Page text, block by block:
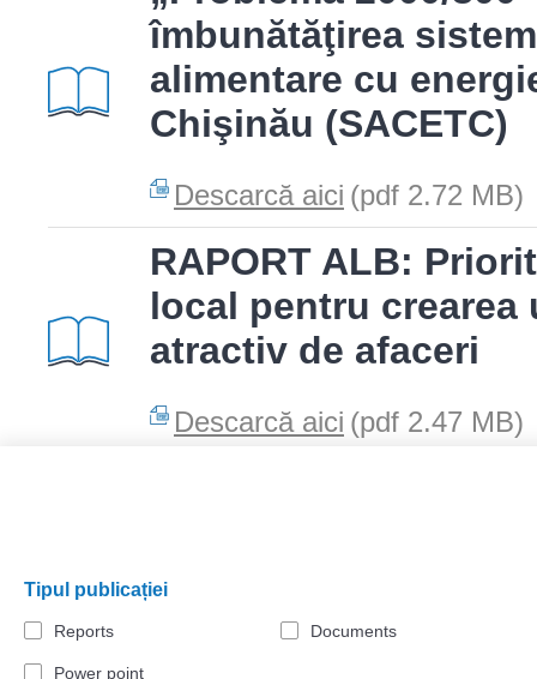
îmbunătăţirea
alimentare cu
Chişinău (SACETC)
Descarcă aici (pdf 2.72 MB)
RAPORT ALB:
local pentru
atractiv de afaceri
Descarcă aici (pdf 2.47 MB)
Tipul publicației
Reports Documents
Power point